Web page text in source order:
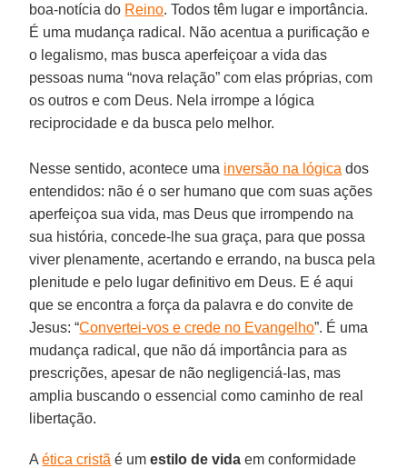
boa-notícia do Reino. Todos têm lugar e importância.
É uma mudança radical. Não acentua a purificação e
o legalismo, mas busca aperfeiçoar a vida das
pessoas numa “nova relação” com elas próprias, com
os outros e com Deus. Nela irrompe a lógica
reciprocidade e da busca pelo melhor.
Nesse sentido, acontece uma inversão na lógica dos
entendidos: não é o ser humano que com suas ações
aperfeiçoa sua vida, mas Deus que irrompendo na
sua história, concede-lhe sua graça, para que possa
viver plenamente, acertando e errando, na busca pela
plenitude e pelo lugar definitivo em Deus. E é aqui
que se encontra a força da palavra e do convite de
Jesus: “Convertei-vos e crede no Evangelho”. É uma
mudança radical, que não dá importância para as
prescrições, apesar de não negligenciá-las, mas
amplia buscando o essencial como caminho de real
libertação.
Aética cristã é umestilo de vida em conformidade